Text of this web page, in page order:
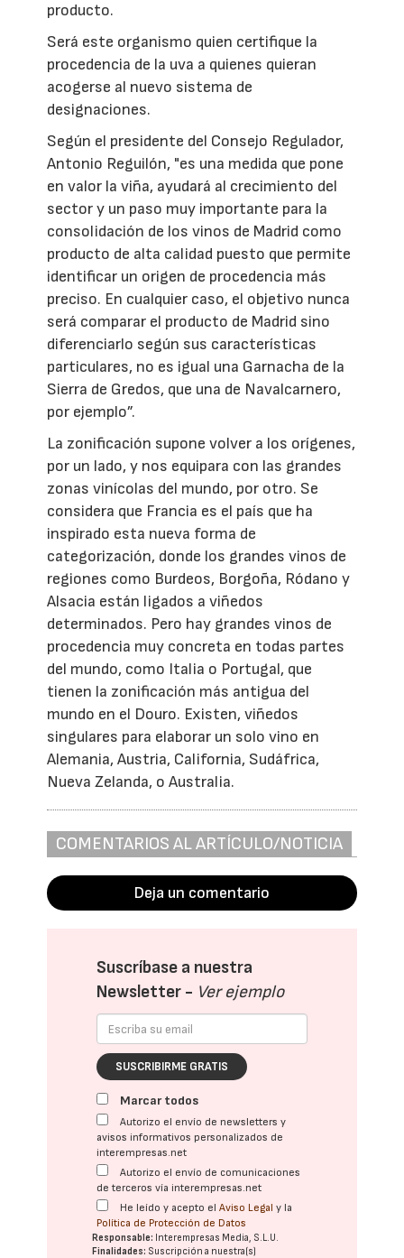
producto.
Será este organismo quien certifique la
procedencia de la uva a quienes quieran
acogerse al nuevo sistema de
designaciones.
Según el presidente del Consejo Regulador,
Antonio Reguilón, "es una medida que pone
en valor la viña, ayudará al crecimiento del
sector y un paso muy importante para la
consolidación de los vinos de Madrid como
producto de alta calidad puesto que permite
identificar un origen de procedencia más
preciso. En cualquier caso, el objetivo nunca
será comparar el producto de Madrid sino
diferenciarlo según sus características
particulares, no es igual una Garnacha de la
Sierra de Gredos, que una de Navalcarnero,
por ejemplo”.
La zonificación supone volver a los orígenes,
por un lado, y nos equipara con las grandes
zonas vinícolas del mundo, por otro. Se
considera que Francia es el país que ha
inspirado esta nueva forma de
categorización, donde los grandes vinos de
regiones como Burdeos, Borgoña, Ródano y
Alsacia están ligados a viñedos
determinados. Pero hay grandes vinos de
procedencia muy concreta en todas partes
del mundo, como Italia o Portugal, que
tienen la zonificación más antigua del
mundo en el Douro. Existen, viñedos
singulares para elaborar un solo vino en
Alemania, Austria, California, Sudáfrica,
Nueva Zelanda, o Australia.
COMENTARIOS AL ARTÍCULO/NOTICIA
Deja un comentario
Suscríbase a nuestra
Newsletter - Ver ejemplo
SUSCRIBIRME GRATIS
Marcar todos
Autorizo el envío de newsletters y
avisos informativos personalizados de
interempresas.net
Autorizo el envío de comunicaciones
de terceros vía interempresas.net
He leído y acepto elAviso Legal y la
Política de Protección de Datos
Responsable: Interempresas Media, S.L.U.
Finalidades: Suscripción a nuestra(s)